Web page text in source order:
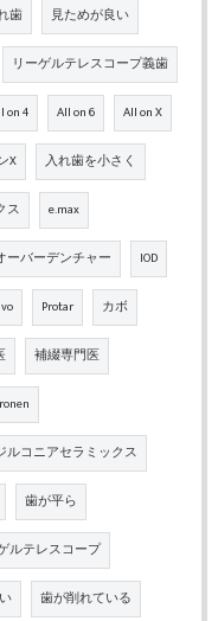
歯 見ためが良い
リーゲルテレスコープ義歯
on 4 All on 6 All on X
X 入れ歯を小さく
ス e.max
ーバーデンチャー IOD
Protar カボ
補綴専門医
ルコニアセラミックス
歯が平ら
ルテレスコープ
歯が削れている